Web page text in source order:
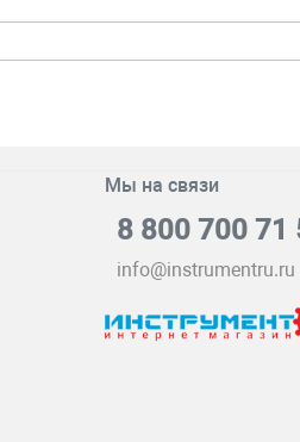
Мы на связи
8 800 700 71
info@instrumentru.ru